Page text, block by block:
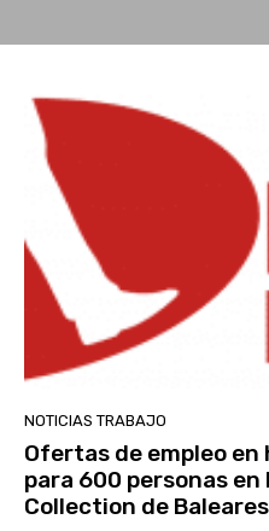
NOTICIAS TRABAJO
Ofertas de empleo
para 600 personas
Collection de